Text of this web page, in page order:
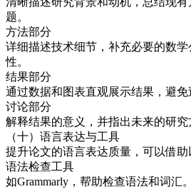
题。
方法部分
详细描述技术细节，补充必要的数
性。
结果部分
通过数据和图表直观展示结果，避免
讨论部分
解释结果的意义，并指出未来的研究
（十）语言表达与工具
提升论文的语言表达质量，可以借助
语法检查工具
如Grammarly，帮助检查语法和词汇。